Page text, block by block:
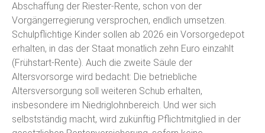
Abschaffung der Riester-Rente, schon von der
Vorgängerregierung versprochen, endlich umsetzen.
Schulpflichtige Kinder sollen ab 2026 ein Vorsorgedepot
erhalten, in das der Staat monatlich zehn Euro einzahlt
(Frühstart-Rente). Auch die zweite Säule der
Altersvorsorge wird bedacht: Die betriebliche
Altersversorgung soll weiteren Schub erhalten,
insbesondere im Niedriglohnbereich. Und wer sich
selbstständig macht, wird zukünftig Pflichtmitglied in der